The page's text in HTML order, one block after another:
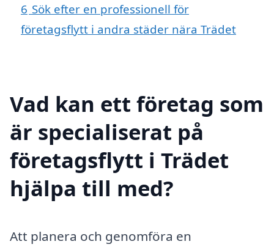
6 Sök efter en professionell för
företagsflytt i andra städer nära Trädet
Vad kan ett företag som
är specialiserat på
företagsflytt i Trädet
hjälpa till med?
Att planera och genomföra en